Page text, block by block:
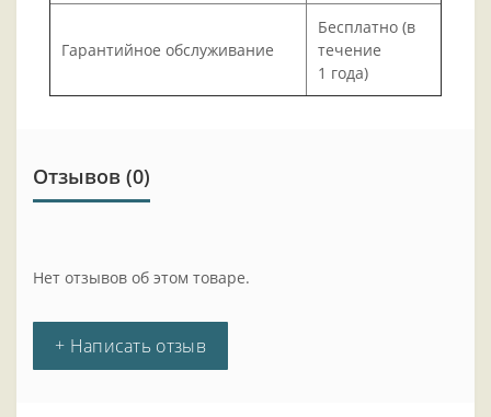
Гарантийное обслуживание
Бесплатно (в
течение
1 года)
Отзывов (0)
Нет отзывов об этом товаре.
+ Написать отзыв